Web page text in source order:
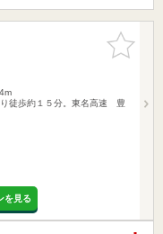
お気に入
りに追加
徒歩約１５分。東名高速 豊
を見る